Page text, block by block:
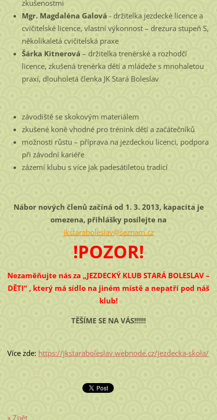
zkušenostmi
Mgr. Magdaléna Galová - držitelka jezdecké licence a
cvičitelské licence, vlastní výkonnost – drezura stupeň S,
několikaletá cvičitelská praxe
Šárka Kitnerová – držitelka trenérské a rozhodčí
licence, zkušená trenérka dětí a mládeže s mnohaletou
praxí, dlouholetá členka JK Stará Boleslav
závodiště se skokovým materiálem
zkušené koně vhodné pro trénink dětí a začátečníků
možnosti růstu – příprava na jezdeckou licenci, podpora
při závodní kariéře
zázemí klubu s více jak padesátiletou tradicí
Nábor nových členů začíná od 1. 3. 2013, kapacita je
omezena, přihlášky posílejte na
jkstaraboleslav@seznam.cz
!POZOR!
Nezaměňujte nás za „JEZDECKÝ KLUB STARÁ BOLESLAV –
DĚTI“ , který má sídlo na jiném místě a nepatří pod náš
klub!
TĚŠÍME SE NA VÁS!!!!!!
Více zde: https://jkstaraboleslav.webnode.cz/jezdecka-skola/
« Zpět